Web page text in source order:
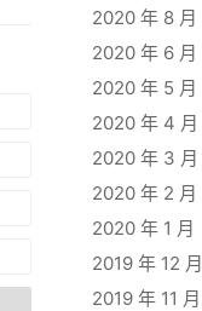
2020 年 8 月
2020 年 6 月
2020 年 5 月
2020 年 4 月
2020 年 3 月
2020 年 2 月
2020 年 1 月
2019 年 12 月
2019 年 11 月